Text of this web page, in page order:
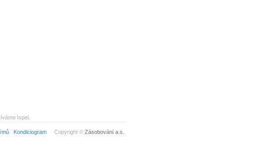
Ispel.
Kondiciogram Copyright © Zásobování a.s.